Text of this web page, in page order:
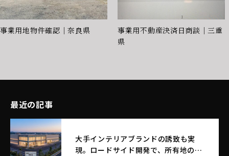
事業用地物件確認｜奈良県
事業用不動産決済日商談｜三重
県
最近の記事
大手インテリアブランドの誘致も実
現。ロードサイド開発で、所有地のポ